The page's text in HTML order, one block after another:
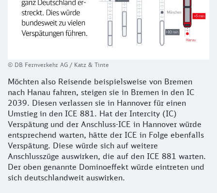
© DB Fernverkehr AG / Katz & Tinte
Möchten also Reisende beispielsweise von Bremen
nach Hanau fahren, steigen sie in Bremen in den IC
2039. Diesen verlassen sie in Hannover für einen
Umstieg in den ICE 881. Hat der Intercity (IC)
Verspätung und der Anschluss-ICE in Hannover würde
entsprechend warten, hätte der ICE in Folge ebenfalls
Verspätung. Diese würde sich auf weitere
Anschlusszüge auswirken, die auf den ICE 881 warten.
Der oben genannte Dominoeffekt würde eintreten und
sich deutschlandweit auswirken.